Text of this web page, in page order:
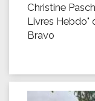
Christine
Livres Hebdo"
Bravo